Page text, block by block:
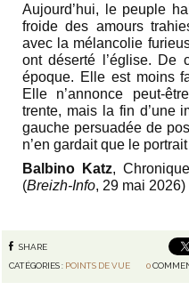
Aujourd’hui, le peuple
froide des amours
avec la mélancolie
ont déserté l’église. De
époque. Elle est moins
Elle n’annonce peut-
trente, mais la fin d’une
gauche persuadée de
n’en gardait que le
Balbino Katz,
(Breizh-Info, 29 mai 2026)
SHARE
CATÉGORIES : POINTS DE VUE 0